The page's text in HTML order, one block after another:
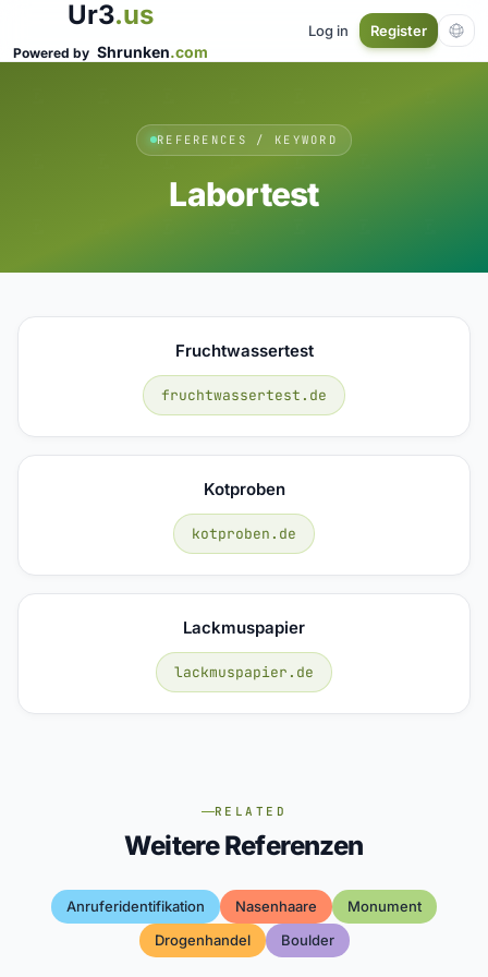
Ur3.us
Powered by Shrunken.com
Log in Register
REFERENCES / KEYWORD
Labortest
Fruchtwassertest
fruchtwassertest.de
Kotproben
kotproben.de
Lackmuspapier
lackmuspapier.de
RELATED
Weitere Referenzen
Anruferidentifikation Nasenhaare
Monument
Drogenhandel
Boulder